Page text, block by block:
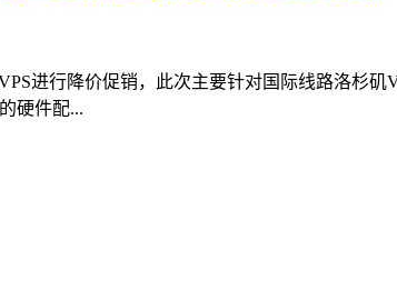
进行降价促销，此次主要针对国际线路洛杉
硬件配...